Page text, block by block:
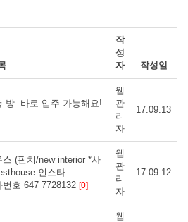
작
성
자
작성일
방. 바로 입주 가능해요!
웹
관
리
자
17.09.13
(핀치/new interior *사
인스타
호 647 7728132 [0]
웹
관
리
자
17.09.12
웹